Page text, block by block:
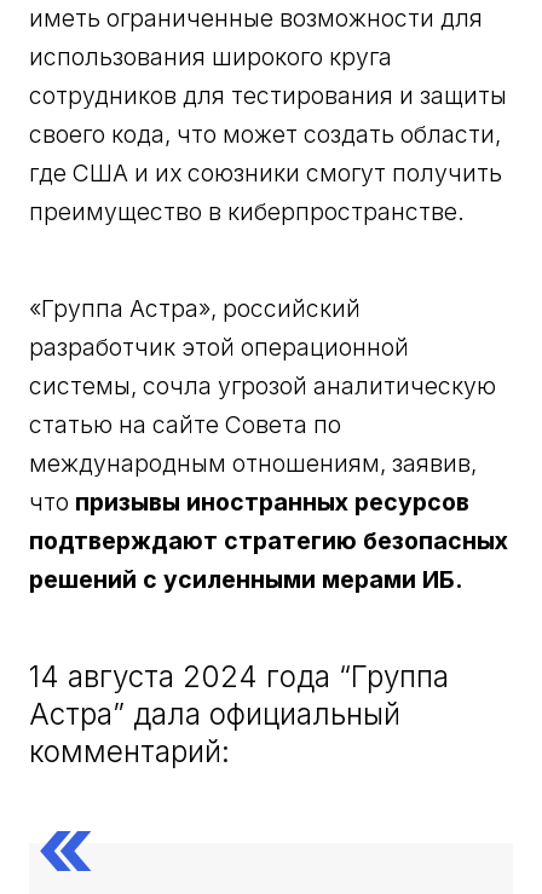
иметь ограниченные возможности для
использования широкого круга
сотрудников для тестирования и защиты
своего кода, что может создать области,
где США и их союзники смогут получить
преимущество в киберпространстве.
«Группа Астра», российский
разработчик этой операционной
системы, сочла угрозой аналитическую
статью на сайте Совета по
международным отношениям, заявив,
что призывы иностранных ресурсов
подтверждают стратегию безопасных
решений с усиленными мерами ИБ.
14 августа 2024 года “Группа
Астра” дала официальный
комментарий: